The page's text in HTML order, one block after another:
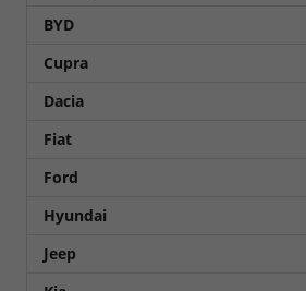
BYD
Cupra
Dacia
Fiat
Ford
Hyundai
Jeep